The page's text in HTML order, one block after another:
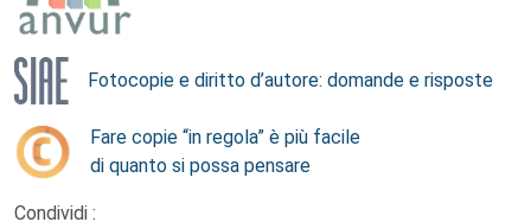
Fotocopie e diritto d’autore: domande e risposte
Fare copie “in regola” è più facile
di quanto si possa pensare
Condividi :